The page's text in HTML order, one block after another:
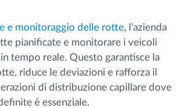
e monitoraggio delle rotte, l'azienda
pianificate e monitorare i veicoli
tempo reale. Questo garantisce la
riduce le deviazioni e rafforza il
di distribuzione capillare dove
è essenziale.